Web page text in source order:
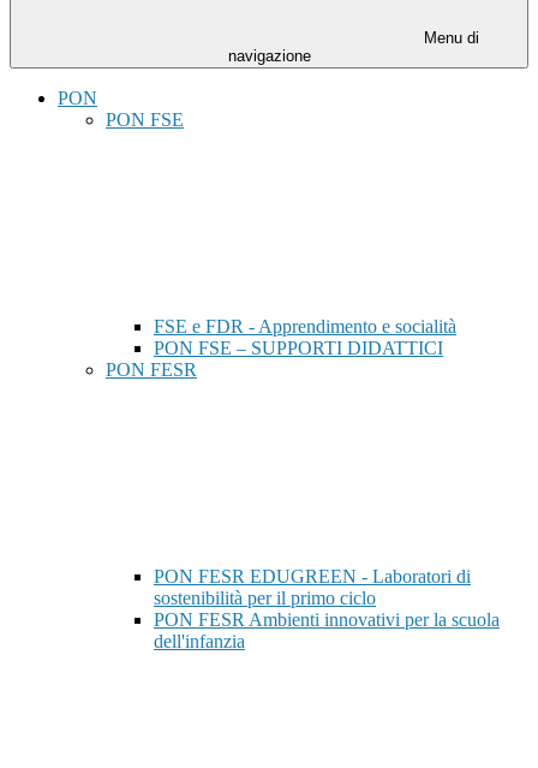
Menu di
navigazione
PON
PON FSE
FSE e FDR - Apprendimento e socialità
PON FSE – SUPPORTI DIDATTICI
PON FESR
PON FESR EDUGREEN - Laboratori di
sostenibilità per il primo ciclo
PON FESR Ambienti innovativi per la scuola
dell'infanzia